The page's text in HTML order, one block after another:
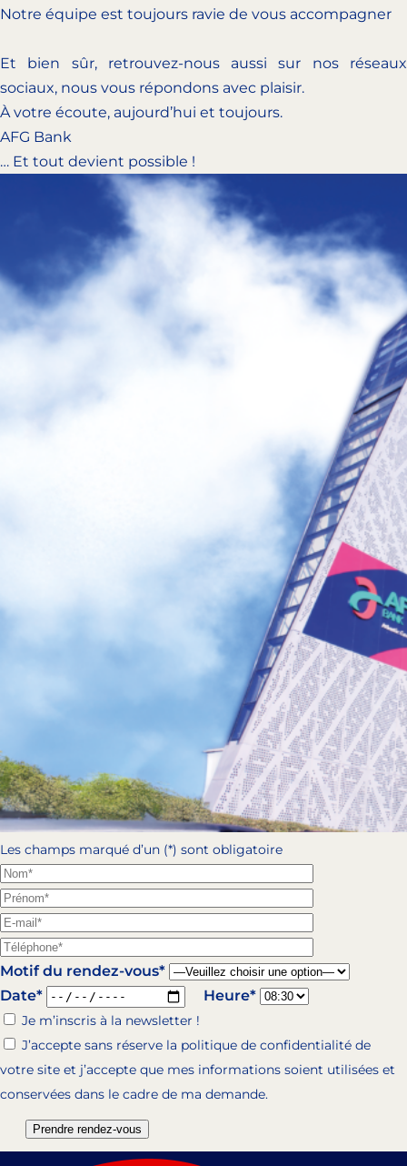
Notre équipe est toujours ravie de vous accompagner
Et bien sûr, retrouvez-nous aussi sur nos réseaux
sociaux, nous vous répondons avec plaisir.
À votre écoute, aujourd’hui et toujours.
AFG Bank
… Et tout devient possible !
Les champs marqué d’un (*) sont obligatoire
Motif du rendez-vous*
Date*
Heure*
Je m’inscris à la newsletter !
J’accepte sans réserve la politique de confidentialité de
votre site et j’accepte que mes informations soient utilisées et
conservées dans le cadre de ma demande.